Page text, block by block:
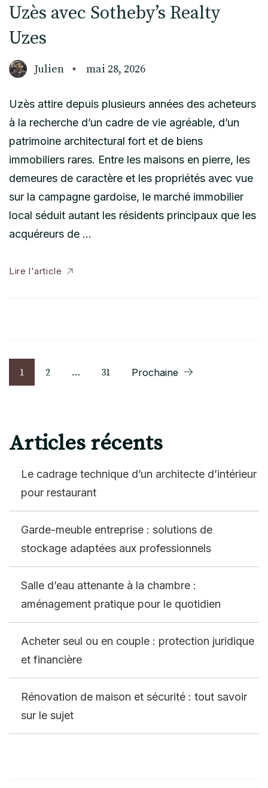
Uzès avec Sotheby’s Realty
Uzes
Julien mai 28, 2026
Uzès attire depuis plusieurs années des acheteurs
à la recherche d’un cadre de vie agréable, d’un
patrimoine architectural fort et de biens
immobiliers rares. Entre les maisons en pierre, les
demeures de caractère et les propriétés avec vue
sur la campagne gardoise, le marché immobilier
local séduit autant les résidents principaux que les
acquéreurs de …
Lire l'article
Pagination
Page
1 Page
2 … Page
31 Prochaine
Articles récents
Le cadrage technique d’un architecte d’intérieur
pour restaurant
Garde-meuble entreprise : solutions de
stockage adaptées aux professionnels
Salle d’eau attenante à la chambre :
aménagement pratique pour le quotidien
Acheter seul ou en couple : protection juridique
et financière
Rénovation de maison et sécurité : tout savoir
sur le sujet